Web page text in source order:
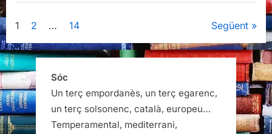
Paginació
de
les
entrades
1 2 … 14 Següent
Sóc
Un terç empordanès, un terç egarenc,
un terç solsonenc, català, europeu…
Temperamental, mediterrani,